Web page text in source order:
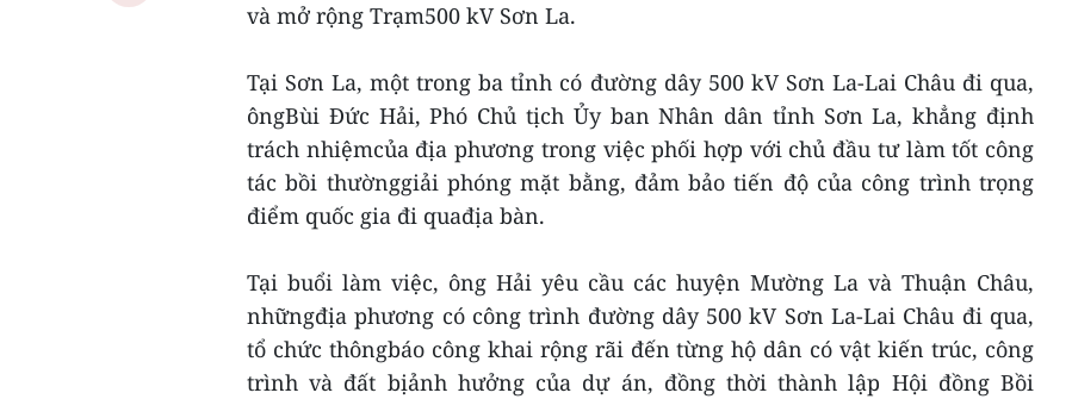
và mở rộng Trạm500 kV Sơn La.
Tại Sơn La, một trong ba tỉnh có đường dây 500 kV Sơn La-Lai Châu đi qua,
ôngBùi Đức Hải, Phó Chủ tịch Ủy ban Nhân dân tỉnh Sơn La, khẳng định
trách nhiệmcủa địa phương trong việc phối hợp với chủ đầu tư làm tốt công
tác bồi thườnggiải phóng mặt bằng, đảm bảo tiến độ của công trình trọng
điểm quốc gia đi quađịa bàn.
Tại buổi làm việc, ông Hải yêu cầu các huyện Mường La và Thuận Châu,
nhữngđịa phương có công trình đường dây 500 kV Sơn La-Lai Châu đi qua,
tổ chức thôngbáo công khai rộng rãi đến từng hộ dân có vật kiến trúc, công
trình và đất bịảnh hưởng của dự án, đồng thời thành lập Hội đồng Bồi